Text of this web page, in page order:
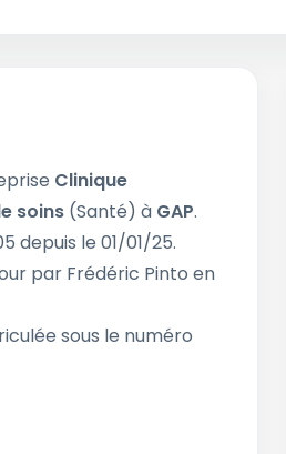
Clinique
soins (Santé) à GAP.
depuis le 01/01/25.
par Frédéric Pinto en
sous le numéro